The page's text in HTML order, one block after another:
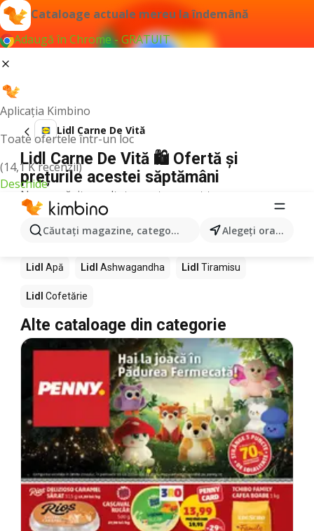
Cataloage actuale mereu la îndemână
Adaugă în Chrome - GRATUIT
Aplicația Kimbino
Toate ofertele într-un loc
(14,1 K recenzii)
Deschide
Căutaţi magazine, categorii, produse... Alegeţi oraşul
Lidl Carne De Vită
Lidl Carne De Vită 🛍️ Ofertă și
prețurile acestei săptămâni
Nu am găsit rezultate pentru acest termen.
Alte produse în magazine Lidl
Lidl Lidl Mango Lidl Lidl Starbucks
Lidl Apă Lidl Ashwagandha Lidl Tiramisu
Lidl Cofetărie
Alte cataloage din categorie